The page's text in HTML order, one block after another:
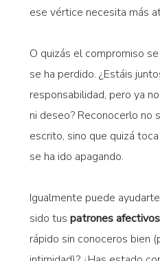
ese vértice necesita más
O quizás el compromiso
se ha perdido. ¿Estáis
responsabilidad, pero ya
ni deseo? Reconocerlo no
escrito, sino que quizá
se ha ido apagando.
Igualmente puede
sido tus patrones afectivos
rápido sin conoceros bien